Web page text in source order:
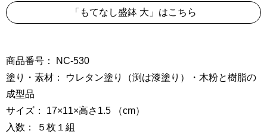
「もてなし盛鉢 大」はこちら
商品番号： NC-530
塗り・素材： ウレタン塗り（渕は漆塗り）・木粉と樹脂の
成型品
サイズ： 17×11×高さ1.5 （cm）
入数： ５枚１組